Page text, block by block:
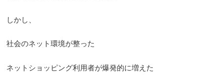
しかし、
社会のネット環境が整った
ネットショッピング利用者が爆発的に増えた